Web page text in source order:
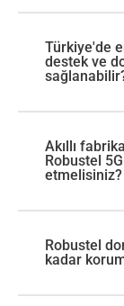
Türkiye'de
destek ve
Akıllı
Robustel
etmelisiniz?
Robustel
kadar